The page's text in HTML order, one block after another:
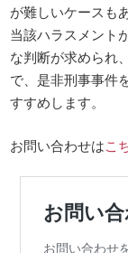
が難しいケースも
当該ハラスメント
な判断が求められ
で、是非刑事事件
すすめします。
お問い合わせはこ